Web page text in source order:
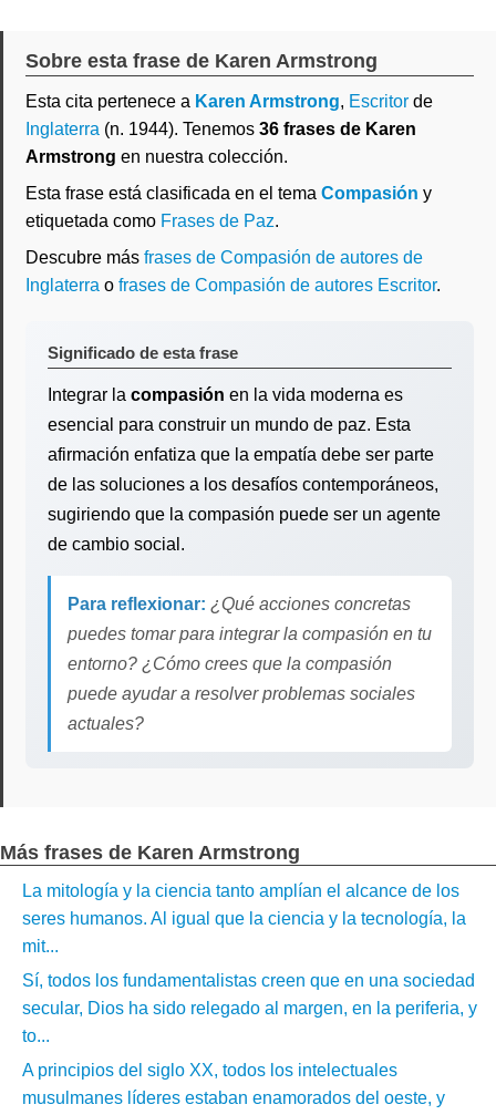
Sobre esta frase de Karen Armstrong
Esta cita pertenece a Karen Armstrong, Escritor de
Inglaterra (n. 1944). Tenemos 36 frases de Karen
Armstrong en nuestra colección.
Esta frase está clasificada en el tema Compasión y
etiquetada como Frases de Paz.
Descubre más frases de Compasión de autores de
Inglaterra o frases de Compasión de autores Escritor.
Significado de esta frase
Integrar la compasión en la vida moderna es
esencial para construir un mundo de paz. Esta
afirmación enfatiza que la empatía debe ser parte
de las soluciones a los desafíos contemporáneos,
sugiriendo que la compasión puede ser un agente
de cambio social.
Para reflexionar: ¿Qué acciones concretas
puedes tomar para integrar la compasión en tu
entorno? ¿Cómo crees que la compasión
puede ayudar a resolver problemas sociales
actuales?
Más frases de Karen Armstrong
La mitología y la ciencia tanto amplían el alcance de los
seres humanos. Al igual que la ciencia y la tecnología, la
mit...
Sí, todos los fundamentalistas creen que en una sociedad
secular, Dios ha sido relegado al margen, en la periferia, y
to...
A principios del siglo XX, todos los intelectuales
musulmanes líderes estaban enamorados del oeste, y